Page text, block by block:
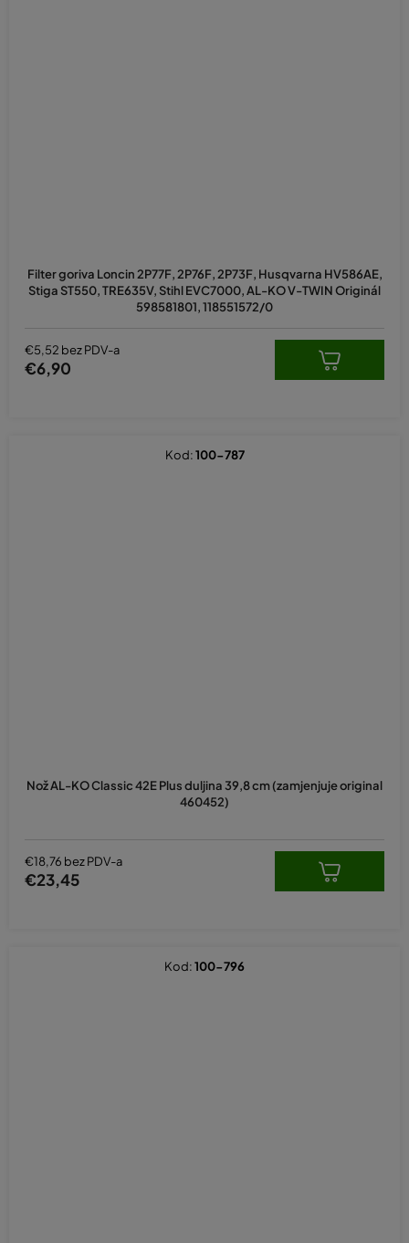
Filter goriva Loncin 2P77F, 2P76F, 2P73F, Husqvarna HV586AE,
Stiga ST550, TRE635V, Stihl EVC7000, AL-KO V-TWIN Originál
598581801, 118551572/0
€5,52 bez PDV-a
€6,90
Nož AL-KO Classic 42E Plus duljina 39,8 cm (zamjenjuje original
460452)
€18,76 bez PDV-a
€23,45
Kod:100-787
Kod:100-796